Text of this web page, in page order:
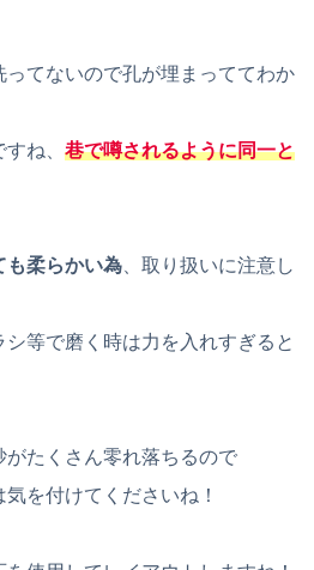
てないので孔が埋まっててわか
ね、 巷で噂されるように同一と
も柔らかい為 、取り扱いに注意し
等で磨く時は力を入れすぎると
がたくさん零れ落ちるので
を付けてくださいね！